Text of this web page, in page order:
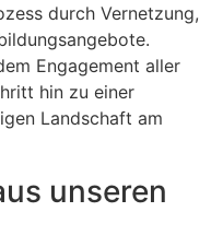
durch Vernetzung,
Engagement aller
hin zu einer
Landschaft am
unseren